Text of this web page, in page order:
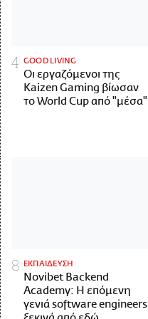
GOOD LIVING
Οι εργαζόμενοι της
Kaizen Gaming βίωσαν
το World Cup από "μέσα"
ΕΚΠΑΙΔΕΥΣΗ
Novibet Backend
Academy: Η επόμενη
γενιά software engineers